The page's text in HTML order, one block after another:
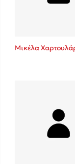
Δημοφιλείς
Φυστίκι ΠουΚυλάει
Μικέλα